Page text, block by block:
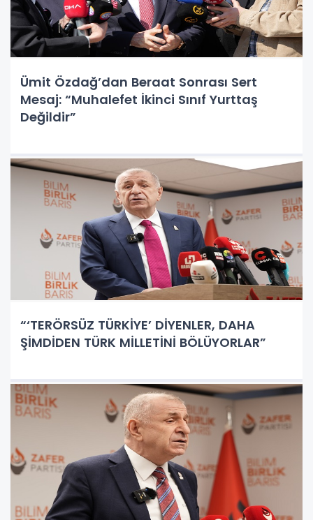
Ümit Özdağ’dan Beraat Sonrası Sert
Mesaj: “Muhalefet İkinci Sınıf Yurttaş
Değildir”
“‘TERÖRSÜZ TÜRKİYE’ DİYENLER, DAHA
ŞİMDİDEN TÜRK MİLLETİNİ BÖLÜYORLAR”